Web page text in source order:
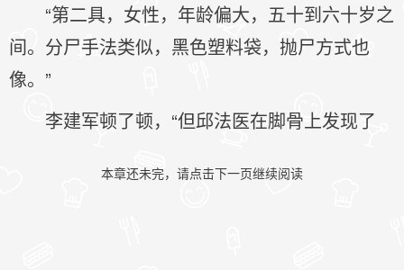
“第二具，女性，年龄偏大，五十到六十岁之
间。分尸手法类似，黑色塑料袋，抛尸方式也
像。”
李建军顿了顿，“但邱法医在脚骨上发现了
本章还未完，请点击下一页继续阅读